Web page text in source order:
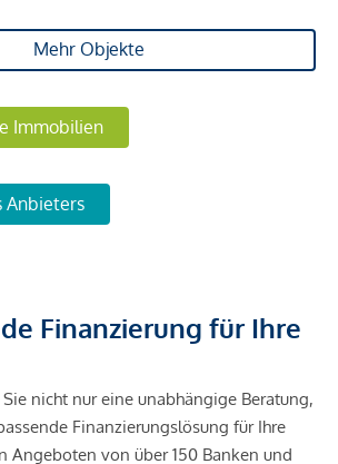
Mehr Objekte
Immobilien
Anbieters
Finanzierung für Ihre
nicht nur eine unabhängige Beratung,
Finanzierungslösung für Ihre
Angeboten von über 150 Banken und